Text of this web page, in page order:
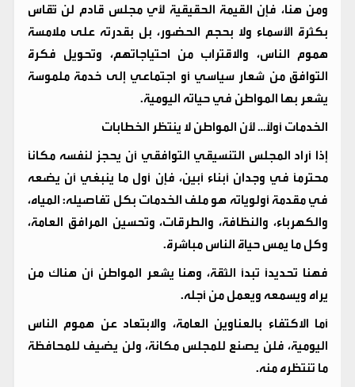
ومن هنا، فإن القيمة الحقيقية لأي مجلس قادم لن تُقاس
بكثرة الأسماء ولا بحجم الحضور، بل بقدرته على ملامسة
هموم الناس، والاقتراب من احتياجاتهم، وتحويل فكرة
التوافق من شعار سياسي أو اجتماعي إلى خدمة ملموسة
يشعر بها المواطن في حياته اليومية.
الخدمات أولًا… لأن المواطن لا ينتظر الخطابات
إذا أراد المجلس التنسيقي التوافقي أن يحجز لنفسه مكانًا
محترمًا في وجدان أبناء أبين، فإن أول ما ينبغي أن يضعه
في مقدمة أولوياته هو ملف الخدمات بكل تفاصيله: المياه،
والكهرباء، والنظافة، والطرقات، وتحسين المرافق العامة،
وكل ما يمس حياة الناس مباشرة.
فهنا تحديدًا تبدأ الثقة، وهنا يشعر المواطن أن هناك من
يراه ويسمعه ويعمل من أجله.
أما الاكتفاء بالعناوين العامة، والابتعاد عن هموم الناس
اليومية، فلن يصنع للمجلس مكانة، ولن يضيف للمحافظة
ما تنتظره منه.